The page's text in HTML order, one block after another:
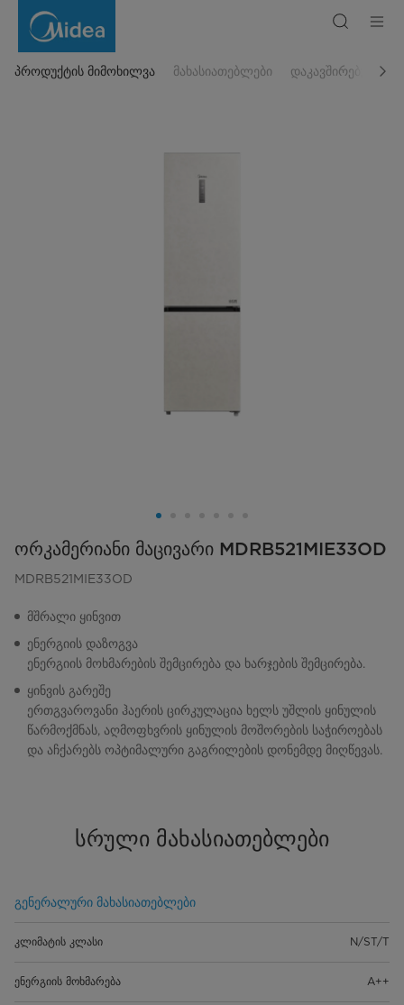
MDRB521MIE33OD
პროდუქტის მიმოხილვა მახასიათებლები დაკავშირებული
ორკამერიანი მაცივარი MDRB521MIE33OD
MDRB521MIE33OD
მშრალი ყინვით
ენერგიის დაზოგვა
ენერგიის მოხმარების შემცირება და ხარჯების შემცირება.
ყინვის გარეშე
ერთგვაროვანი ჰაერის ცირკულაცია ხელს უშლის ყინულის
წარმოქმნას, აღმოფხვრის ყინულის მოშორების საჭიროებას
და აჩქარებს ოპტიმალური გაგრილების დონემდე მიღწევას.
სრული მახასიათებლები
გენერალური მახასიათებლები
კლიმატის კლასი N/ST/T
ენერგიის მოხმარება A++